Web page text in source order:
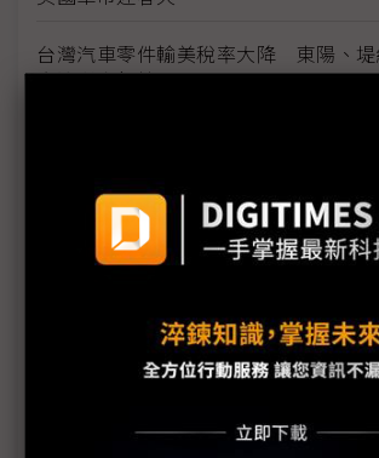
台灣汽車零件輸美稅率大降 東陽、
廠迎利多行情
朋程擴產搶攻高效車用元件市場 AI伺
模組拚2027放量
洲市佔首破15%
AI應用與綠能發展推動創新